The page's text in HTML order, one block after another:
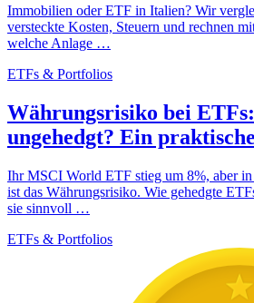
Immobilien oder ETF in Italien? Wir
versteckte Kosten, Steuern und rechnen
welche Anlage …
ETFs & Portfolios
Währungsrisiko bei
ungehedgt? Ein
Ihr MSCI World ETF stieg um 8%, aber
ist das Währungsrisiko. Wie gehedgte
sie sinnvoll …
ETFs & Portfolios